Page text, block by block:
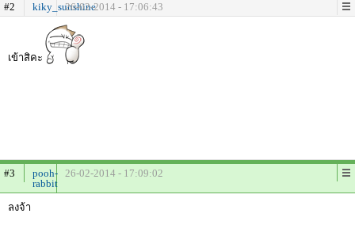
#2 kiky_sunshine26-02-2014 - 17:06:43
เข้าสิคะ
#3
pooh-
rabbit
26-02-2014 - 17:09:02
ลงจ้า